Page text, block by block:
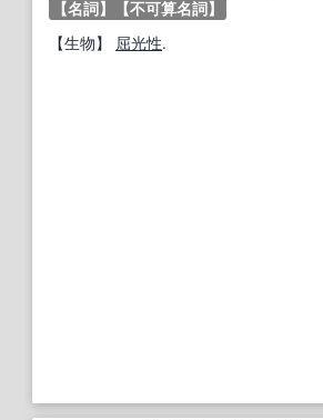
【名詞】
【不可算名詞】
【生物】 屈光性.